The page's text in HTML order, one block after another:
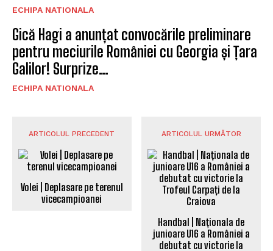
ECHIPA NATIONALA
Gică Hagi a anunțat convocările preliminare
pentru meciurile României cu Georgia și Țara
Galilor! Surprize…
ECHIPA NATIONALA
ARTICOLUL PRECEDENT
Volei | Deplasare pe terenul
vicecampioanei
ARTICOLUL URMĂTOR
Handbal | Naționala de
junioare U16 a României a
debutat cu victorie la